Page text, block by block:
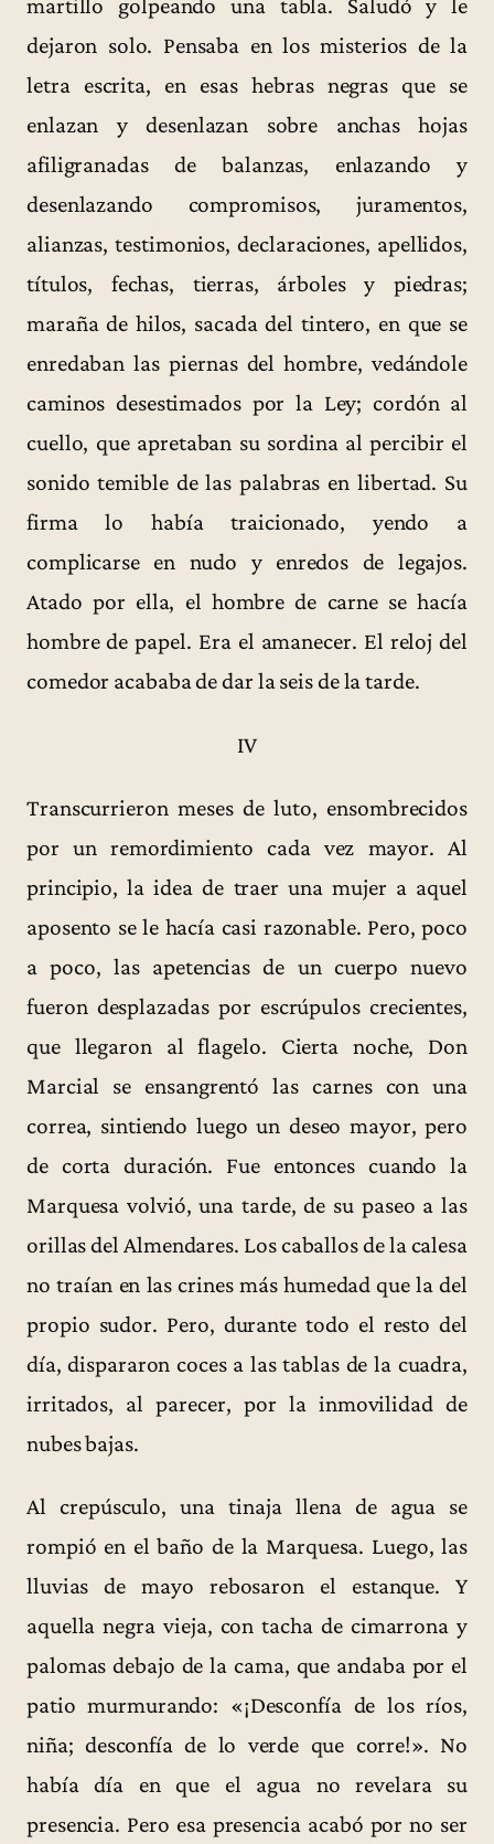
martillo golpeando una tabla. Saludó y le
dejaron solo. Pensaba en los misterios de la
letra escrita, en esas hebras negras que se
enlazan y desenlazan sobre anchas hojas
afiligranadas de balanzas, enlazando y
desenlazando compromisos, juramentos,
alianzas, testimonios, declaraciones, apellidos,
títulos, fechas, tierras, árboles y piedras;
maraña de hilos, sacada del tintero, en que se
enredaban las piernas del hombre, vedándole
caminos desestimados por la Ley; cordón al
cuello, que apretaban su sordina al percibir el
sonido temible de las palabras en libertad. Su
firma lo había traicionado, yendo a
complicarse en nudo y enredos de legajos.
Atado por ella, el hombre de carne se hacía
hombre de papel. Era el amanecer. El reloj del
comedor acababa de dar la seis de la tarde.
IV
Transcurrieron meses de luto, ensombrecidos
por un remordimiento cada vez mayor. Al
principio, la idea de traer una mujer a aquel
aposento se le hacía casi razonable. Pero, poco
a poco, las apetencias de un cuerpo nuevo
fueron desplazadas por escrúpulos crecientes,
que llegaron al flagelo. Cierta noche, Don
Marcial se ensangrentó las carnes con una
correa, sintiendo luego un deseo mayor, pero
de corta duración. Fue entonces cuando la
Marquesa volvió, una tarde, de su paseo a las
orillas del Almendares. Los caballos de la calesa
no traían en las crines más humedad que la del
propio sudor. Pero, durante todo el resto del
día, dispararon coces a las tablas de la cuadra,
irritados, al parecer, por la inmovilidad de
nubes bajas.
Al crepúsculo, una tinaja llena de agua se
rompió en el baño de la Marquesa. Luego, las
lluvias de mayo rebosaron el estanque. Y
aquella negra vieja, con tacha de cimarrona y
palomas debajo de la cama, que andaba por el
patio murmurando: «¡Desconfía de los ríos,
niña; desconfía de lo verde que corre!». No
había día en que el agua no revelara su
presencia. Pero esa presencia acabó por no ser